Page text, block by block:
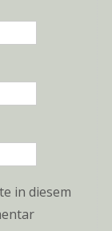
in diesem